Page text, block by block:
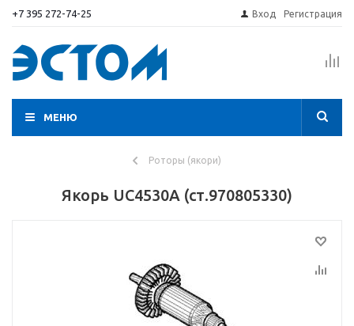
+7 395 272-74-25 Вход Регистрация
МЕНЮ
Роторы (якори)
Якорь UC4530А (ст.970805330)